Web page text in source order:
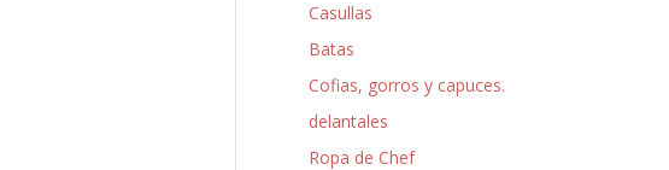
Casullas
Batas
Cofias, gorros y capuces.
delantales
Ropa de Chef